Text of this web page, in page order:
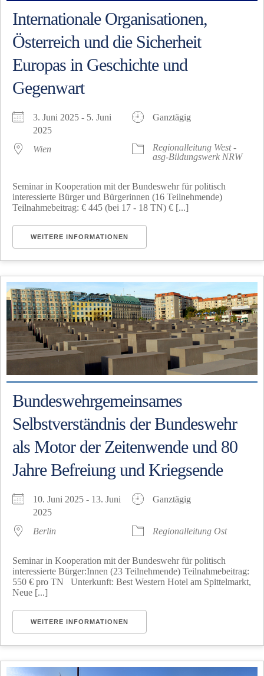
Internationale Organisationen,
Österreich und die Sicherheit
Europas in Geschichte und
Gegenwart
3. Juni 2025 - 5. Juni
2025
Ganztägig
Wien
Regionalleitung West -
asg-Bildungswerk NRW
Seminar in Kooperation mit der Bundeswehr für politisch
interessierte Bürger und Bürgerinnen (16 Teilnehmende)
Teilnahmebeitrag: € 445 (bei 17 - 18 TN) € [...]
WEITERE INFORMATIONEN
Bundeswehrgemeinsames
Selbstverständnis der Bundeswehr
als Motor der Zeitenwende und 80
Jahre Befreiung und Kriegsende
10. Juni 2025 - 13. Juni
2025
Ganztägig
Berlin Regionalleitung Ost
Seminar in Kooperation mit der Bundeswehr für politisch
interessierte Bürger:Innen (23 Teilnehmende) Teilnahmebeitrag:
550 € pro TN Unterkunft: Best Western Hotel am Spittelmarkt,
Neue [...]
WEITERE INFORMATIONEN